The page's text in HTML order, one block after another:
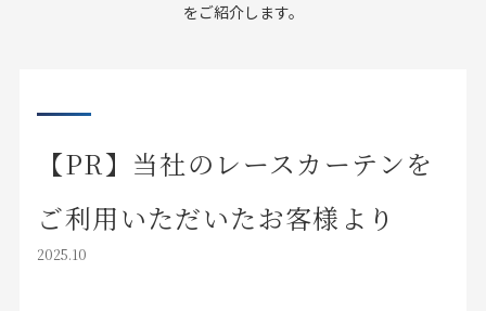
店舗をさがす
私たちのこだわり
をご紹介します。
【PR】当社のレースカーテンを
ご利用いただいたお客様より
2025.10